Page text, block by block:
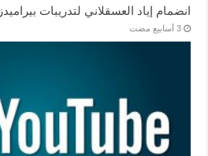
انضمام إياد العسقلاني لتدريبات بيراميدز
‏3 أسابيع مضت